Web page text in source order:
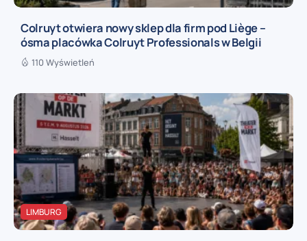
Colruyt otwiera nowy sklep dla firm pod Liège –
ósma placówka Colruyt Professionals w Belgii
110 Wyświetleń
LIMBURG